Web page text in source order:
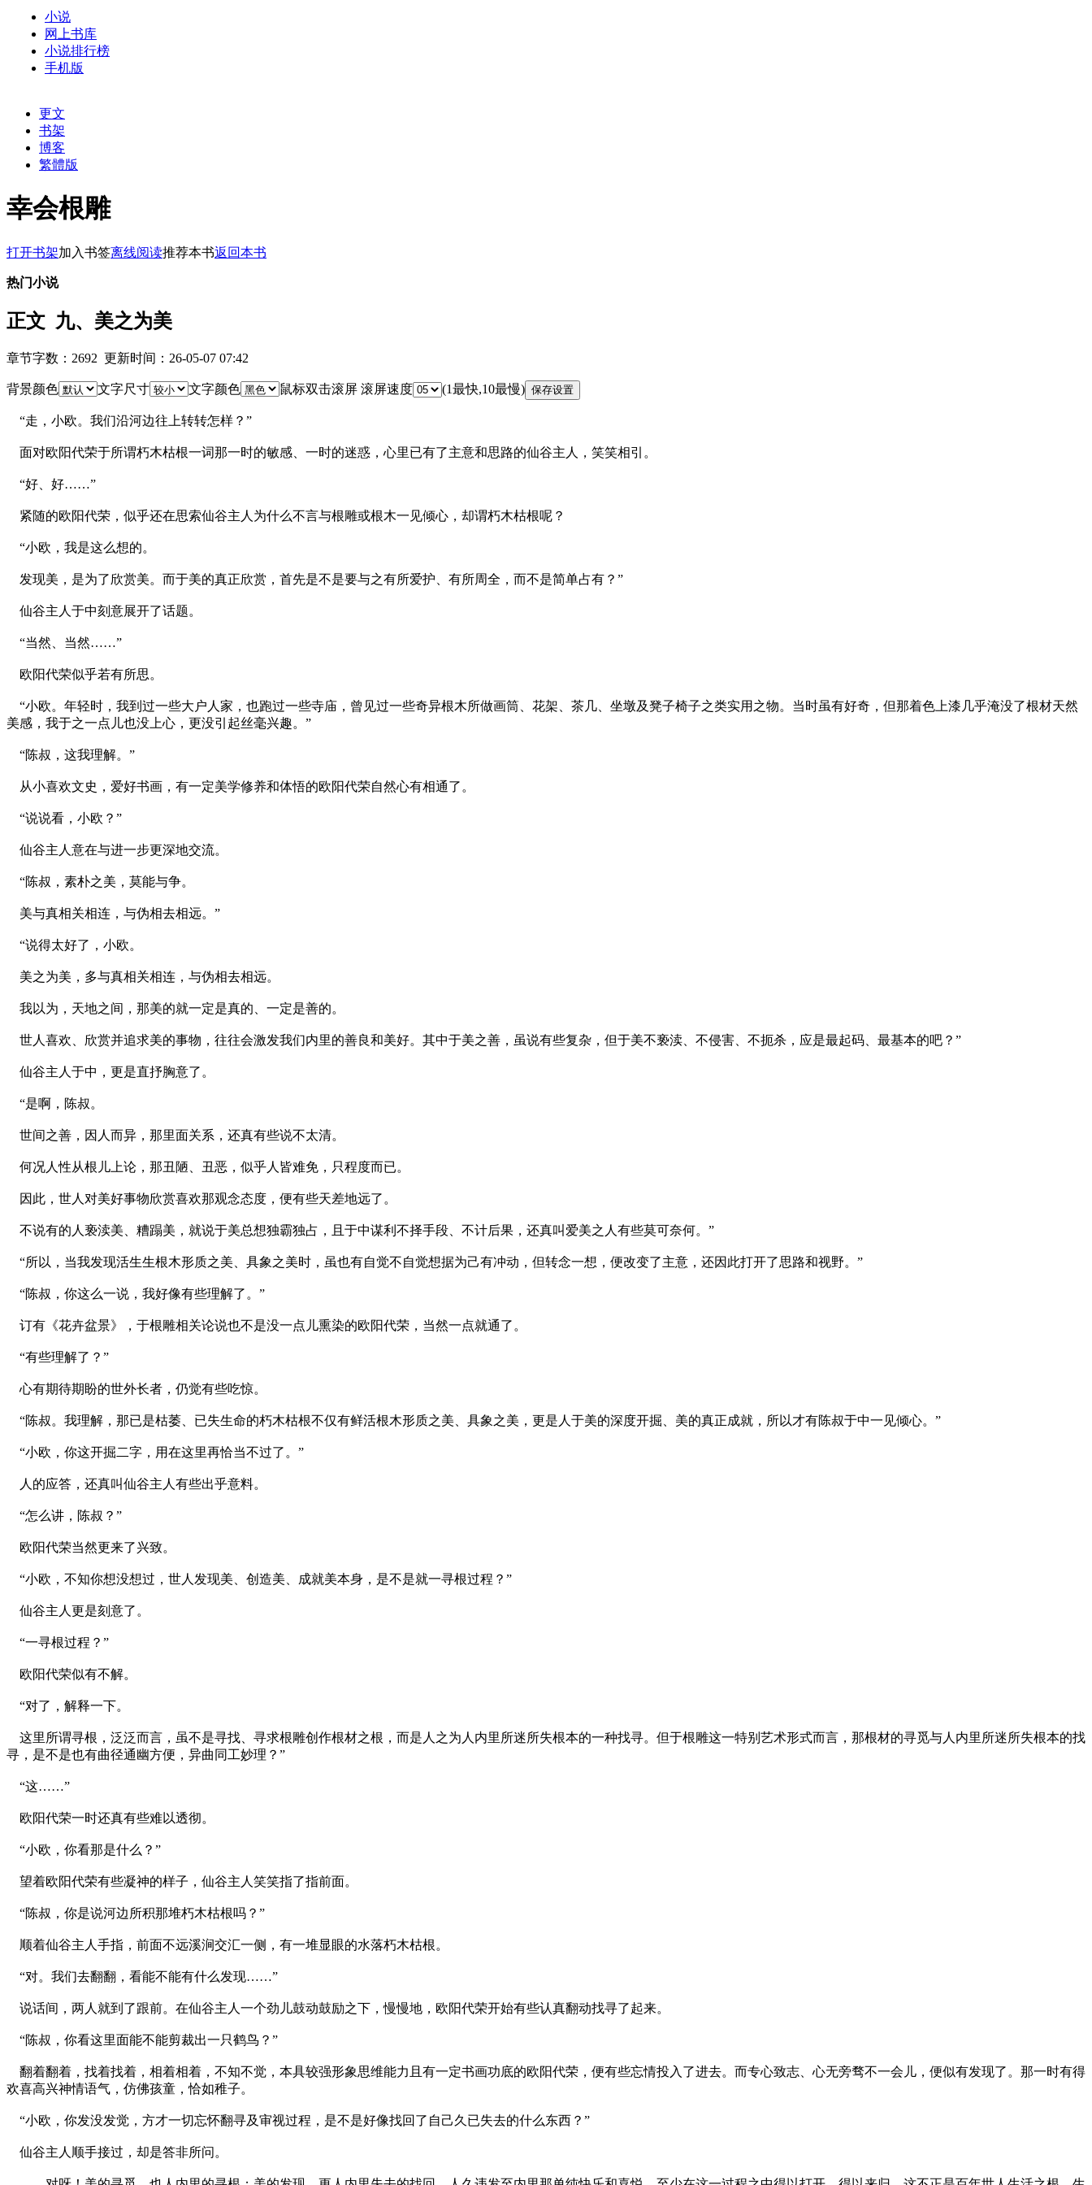
小说
网上书库
小说排行榜
手机版
更文
书架
博客
繁體版
幸会根雕
打开书架加入书签离线阅读推荐本书返回本书
热门小说
正文 九、美之为美
章节字数：2692 更新时间：26-05-07 07:42
背景颜色 文字尺寸 文字颜色 鼠标双击滚屏 滚屏速度 (1最快,10最慢)
“走，小欧。我们沿河边往上转转怎样？”
面对欧阳代荣于所谓朽木枯根一词那一时的敏感、一时的迷惑，心里已有了主意和思路的仙谷主人，笑笑相引。
“好、好……”
紧随的欧阳代荣，似乎还在思索仙谷主人为什么不言与根雕或根木一见倾心，却谓朽木枯根呢？
“小欧，我是这么想的。
发现美，是为了欣赏美。而于美的真正欣赏，首先是不是要与之有所爱护、有所周全，而不是简单占有？”
仙谷主人于中刻意展开了话题。
“当然、当然……”
欧阳代荣似乎若有所思。
“小欧。年轻时，我到过一些大户人家，也跑过一些寺庙，曾见过一些奇异根木所做画筒、花架、茶几、坐墩及凳子椅子之类实用之物。当时虽有好奇，但那着色上漆几乎淹没了根材天然
美感，我于之一点儿也没上心，更没引起丝毫兴趣。”
“陈叔，这我理解。”
从小喜欢文史，爱好书画，有一定美学修养和体悟的欧阳代荣自然心有相通了。
“说说看，小欧？”
仙谷主人意在与进一步更深地交流。
“陈叔，素朴之美，莫能与争。
美与真相关相连，与伪相去相远。”
“说得太好了，小欧。
美之为美，多与真相关相连，与伪相去相远。
我以为，天地之间，那美的就一定是真的、一定是善的。
世人喜欢、欣赏并追求美的事物，往往会激发我们内里的善良和美好。其中于美之善，虽说有些复杂，但于美不亵渎、不侵害、不扼杀，应是最起码、最基本的吧？”
仙谷主人于中，更是直抒胸意了。
“是啊，陈叔。
世间之善，因人而异，那里面关系，还真有些说不太清。
何况人性从根儿上论，那丑陋、丑恶，似乎人皆难免，只程度而已。
因此，世人对美好事物欣赏喜欢那观念态度，便有些天差地远了。
不说有的人亵渎美、糟蹋美，就说于美总想独霸独占，且于中谋利不择手段、不计后果，还真叫爱美之人有些莫可奈何。”
“所以，当我发现活生生根木形质之美、具象之美时，虽也有自觉不自觉想据为己有冲动，但转念一想，便改变了主意，还因此打开了思路和视野。”
“陈叔，你这么一说，我好像有些理解了。”
订有《花卉盆景》，于根雕相关论说也不是没一点儿熏染的欧阳代荣，当然一点就通了。
“有些理解了？”
心有期待期盼的世外长者，仍觉有些吃惊。
“陈叔。我理解，那已是枯萎、已失生命的朽木枯根不仅有鲜活根木形质之美、具象之美，更是人于美的深度开掘、美的真正成就，所以才有陈叔于中一见倾心。”
“小欧，你这开掘二字，用在这里再恰当不过了。”
人的应答，还真叫仙谷主人有些出乎意料。
“怎么讲，陈叔？”
欧阳代荣当然更来了兴致。
“小欧，不知你想没想过，世人发现美、创造美、成就美本身，是不是就一寻根过程？”
仙谷主人更是刻意了。
“一寻根过程？”
欧阳代荣似有不解。
“对了，解释一下。
这里所谓寻根，泛泛而言，虽不是寻找、寻求根雕创作根材之根，而是人之为人内里所迷所失根本的一种找寻。但于根雕这一特别艺术形式而言，那根材的寻觅与人内里所迷所失根本的找
寻，是不是也有曲径通幽方便，异曲同工妙理？”
“这……”
欧阳代荣一时还真有些难以透彻。
“小欧，你看那是什么？”
望着欧阳代荣有些凝神的样子，仙谷主人笑笑指了指前面。
“陈叔，你是说河边所积那堆朽木枯根吗？”
顺着仙谷主人手指，前面不远溪涧交汇一侧，有一堆显眼的水落朽木枯根。
“对。我们去翻翻，看能不能有什么发现……”
说话间，两人就到了跟前。在仙谷主人一个劲儿鼓动鼓励之下，慢慢地，欧阳代荣开始有些认真翻动找寻了起来。
“陈叔，你看这里面能不能剪裁出一只鹤鸟？”
翻着翻着，找着找着，相着相着，不知不觉，本具较强形象思维能力且有一定书画功底的欧阳代荣，便有些忘情投入了进去。而专心致志、心无旁骛不一会儿，便似有发现了。那一时有得
欢喜高兴神情语气，仿佛孩童，恰如稚子。
“小欧，你发没发觉，方才一切忘怀翻寻及审视过程，是不是好像找回了自己久已失去的什么东西？”
仙谷主人顺手接过，却是答非所问。